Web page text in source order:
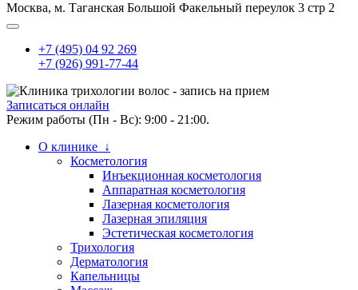
Москва, м. Таганская Большой Факельный переулок 3 стр 2
+7 (495) 04 92 269
+7 (926) 991-77-44
Записаться онлайн
Режим работы (Пн - Вс): 9:00 - 21:00.
О клинике ↓
Косметология
Инъекционная косметология
Аппаратная косметология
Лазерная косметология
Лазерная эпиляция
Эстетическая косметология
Трихология
Дерматология
Капельницы